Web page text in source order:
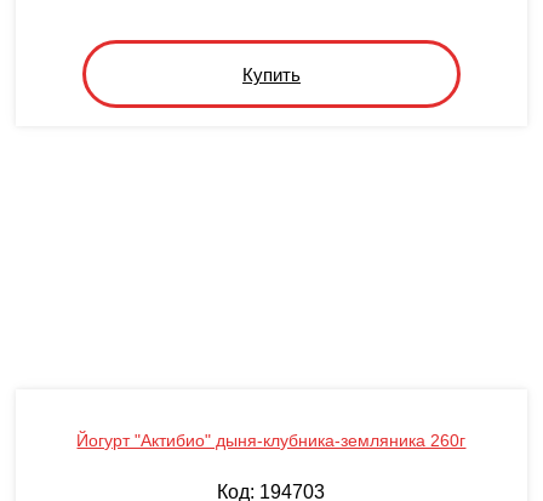
Купить
Йогурт "Актибио" дыня-клубника-земляника 260г
Код: 194703